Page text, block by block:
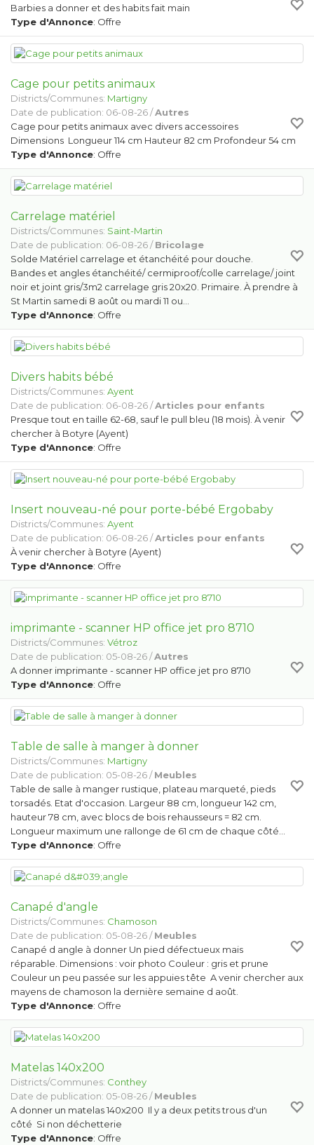
Barbies a donner et des habits fait main
Type d'Annonce: Offre
Cage pour petits animaux
Districts/Communes: Martigny
Date de publication: 06-08-26 /Autres
Cage pour petits animaux avec divers accessoires
Dimensions Longueur 114 cm Hauteur 82 cm Profondeur 54 cm
Type d'Annonce: Offre
Carrelage matériel
Districts/Communes: Saint-Martin
Date de publication: 06-08-26 /Bricolage
Solde Matériel carrelage et étanchéité pour douche.
Bandes et angles étanchéité/ cermiproof/colle carrelage/ joint
noir et joint gris/3m2 carrelage gris 20x20. Primaire. À prendre à
St Martin samedi 8 août ou mardi 11 ou…
Type d'Annonce: Offre
Divers habits bébé
Districts/Communes: Ayent
Date de publication: 06-08-26 /Articles pour enfants
Presque tout en taille 62-68, sauf le pull bleu (18 mois). À venir
chercher à Botyre (Ayent)
Type d'Annonce: Offre
Insert nouveau-né pour porte-bébé Ergobaby
Districts/Communes: Ayent
Date de publication: 06-08-26 /Articles pour enfants
À venir chercher à Botyre (Ayent)
Type d'Annonce: Offre
imprimante - scanner HP office jet pro 8710
Districts/Communes: Vétroz
Date de publication: 05-08-26 /Autres
A donner imprimante - scanner HP office jet pro 8710
Type d'Annonce: Offre
Table de salle à manger à donner
Districts/Communes: Martigny
Date de publication: 05-08-26 /Meubles
Table de salle à manger rustique, plateau marqueté, pieds
torsadés. Etat d'occasion. Largeur 88 cm, longueur 142 cm,
hauteur 78 cm, avec blocs de bois rehausseurs = 82 cm.
Longueur maximum une rallonge de 61 cm de chaque côté…
Type d'Annonce: Offre
Canapé d'angle
Districts/Communes: Chamoson
Date de publication: 05-08-26 /Meubles
Canapé d angle à donner Un pied défectueux mais
réparable. Dimensions : voir photo Couleur : gris et prune
Couleur un peu passée sur les appuies tête A venir chercher aux
mayens de chamoson la dernière semaine d août.
Type d'Annonce: Offre
Matelas 140x200
Districts/Communes: Conthey
Date de publication: 05-08-26 /Meubles
A donner un matelas 140x200 Il y a deux petits trous d'un
côté Si non déchetterie
Type d'Annonce: Offre